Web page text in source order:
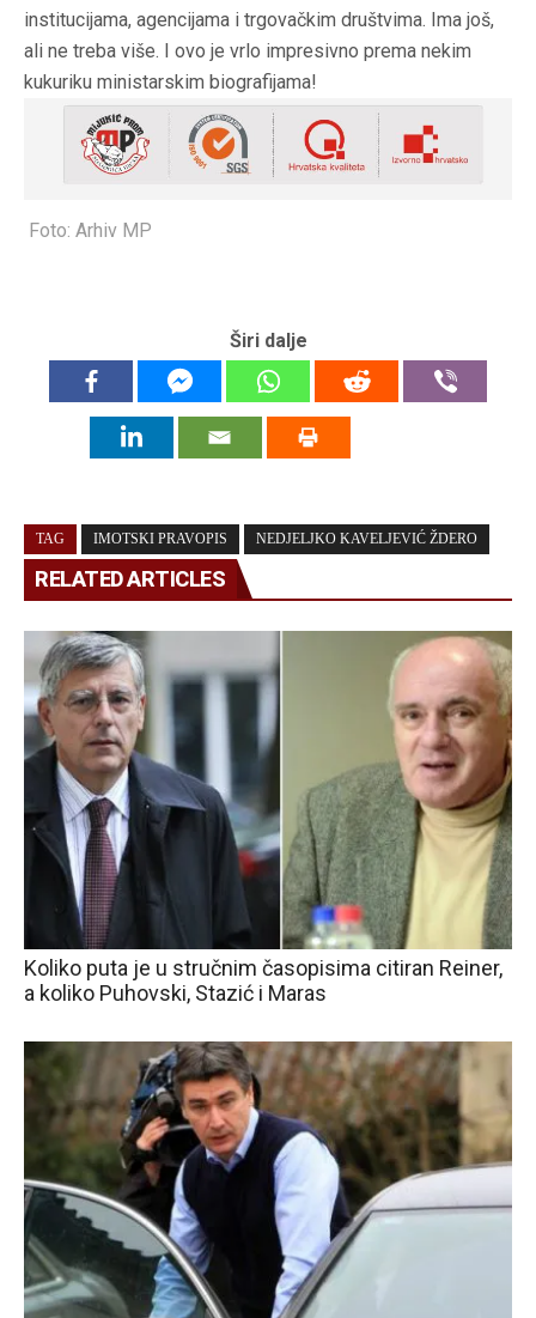
institucijama, agencijama i trgovačkim društvima. Ima još,
ali ne treba više. I ovo je vrlo impresivno prema nekim
kukuriku ministarskim biografijama!
Foto: Arhiv MP
Širi dalje
TAG IMOTSKI PRAVOPIS NEDJELJKO KAVELJEVIĆ ŽDERO
RELATED ARTICLES
Koliko puta je u stručnim časopisima citiran Reiner,
a koliko Puhovski, Stazić i Maras